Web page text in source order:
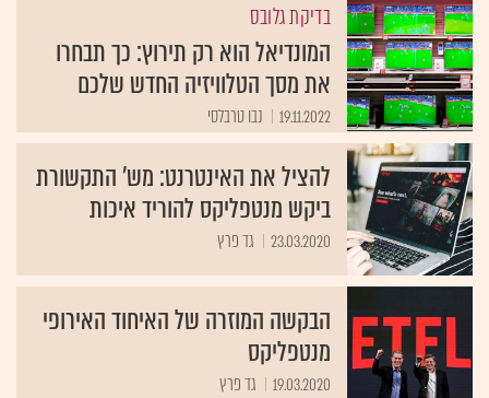
בדיקת גלובס
המונדיאל הוא רק תירוץ: כך תבחרו
את מסך הטלוויזיה החדש שלכם
19.11.2022 נבו טרבלסי
להציל את האינטרנט: מש' התקשורת
ביקש מנטפליקס להוריד איכות
23.03.2020 גד פרץ
הבקשה המוזרה של האיחוד האירופי
מנטפליקס
19.03.2020 גד פרץ